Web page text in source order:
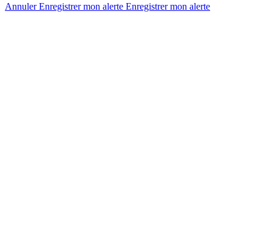
AnnulerEnregistrer mon alerte Enregistrermon alerte